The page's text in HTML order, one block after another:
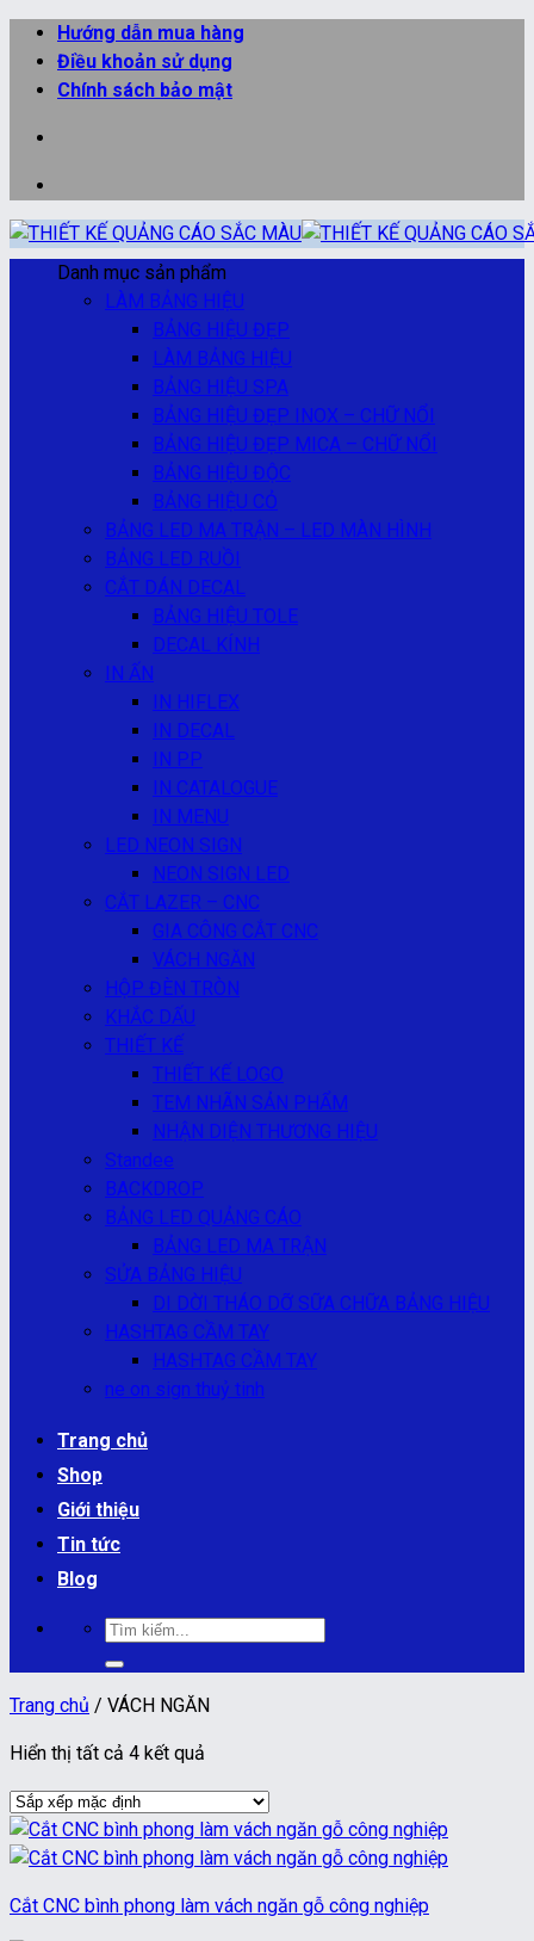
qua
Hướng dẫn mua hàng
Điều khoản sử dụng
Chính sách bảo mật
Danh mục sản phẩm
LÀM BẢNG HIỆU
BẢNG HIỆU ĐẸP
LÀM BẢNG HIỆU
BẢNG HIỆU SPA
BẢNG HIỆU ĐẸP INOX – CHỮ NỔI
BẢNG HIỆU ĐẸP MICA – CHỮ NỔI
BẢNG HIỆU ĐỘC
BẢNG HIỆU CỎ
BẢNG LED MA TRẬN – LED MÀN HÌNH
BẢNG LED RUỒI
CẮT DÁN DECAL
BẢNG HIỆU TOLE
DECAL KÍNH
IN ẤN
IN HIFLEX
IN DECAL
IN PP
IN CATALOGUE
IN MENU
LED NEON SIGN
NEON SIGN LED
CẮT LAZER – CNC
GIA CÔNG CẮT CNC
VÁCH NGĂN
HỘP ĐÈN TRÒN
KHẮC DẤU
THIẾT KẾ
THIẾT KẾ LOGO
TEM NHÃN SẢN PHẨM
NHẬN DIỆN THƯƠNG HIỆU
Standee
BACKDROP
BẢNG LED QUẢNG CÁO
BẢNG LED MA TRẬN
SỬA BẢNG HIỆU
DI DỜI THÁO DỠ SỮA CHỮA BẢNG HIỆU
HASHTAG CẦM TAY
HASHTAG CẦM TAY
ne on sign thuỷ tinh
Trang chủ
Shop
Giới thiệu
Tin tức
Blog
Tìm
kiếm:
Trang chủ / VÁCH NGĂN
Hiển thị tất cả 4 kết quả
Cắt CNC bình phong làm vách ngăn gỗ công nghiệp